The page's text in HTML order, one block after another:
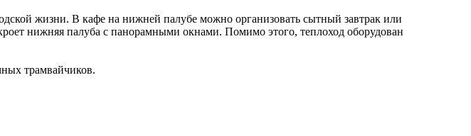
жизни. В кафе на нижней палубе можно организовать сытный завтрак или
нижняя палуба с панорамными окнами. Помимо этого, теплоход оборудован
трамвайчиков.